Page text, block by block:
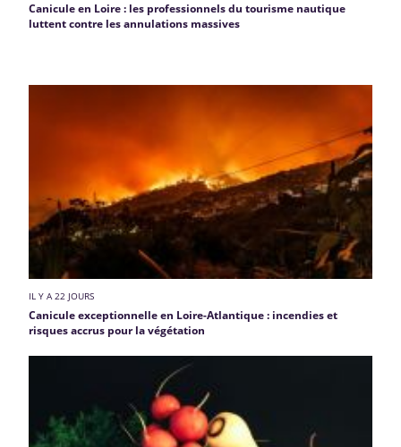
Canicule en Loire : les professionnels du tourisme nautique
luttent contre les annulations massives
IL Y A 22 JOURS
Canicule exceptionnelle en Loire-Atlantique : incendies et
risques accrus pour la végétation